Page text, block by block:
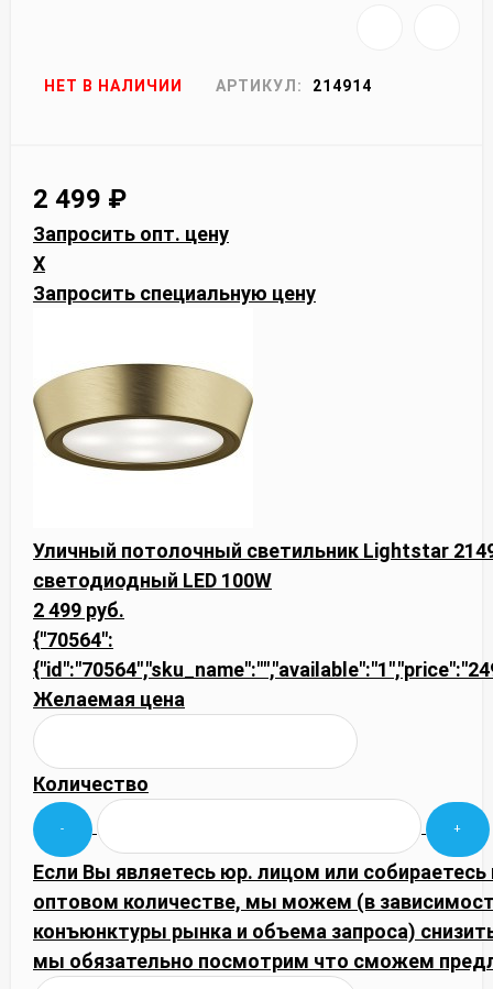
НЕТ В НАЛИЧИИ АРТИКУЛ: 214914
2 499 ₽
Запросить опт. цену
X
Запросить специальную цену
Уличный потолочный светильник Lightstar
светодиодный LED 100W
2 499 руб.
{"70564":
Желаемая цена
Количество
Если Вы являетесь юр. лицом или собираетесь
оптовом количестве, мы можем (в
конъюнктуры рынка и объема запроса)
мы обязательно посмотрим что сможем